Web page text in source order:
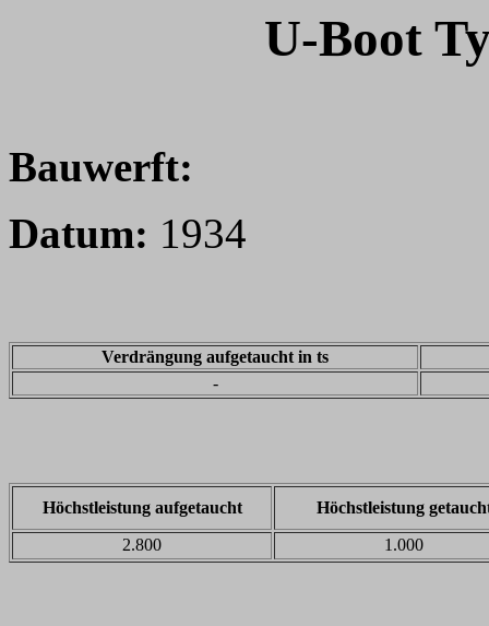
U-Boot
Bauwerft:
Datum: 1934
Verdrängung aufgetaucht in ts
-
Höchstleistung aufgetaucht
Höchstleistung
2.800
1.000